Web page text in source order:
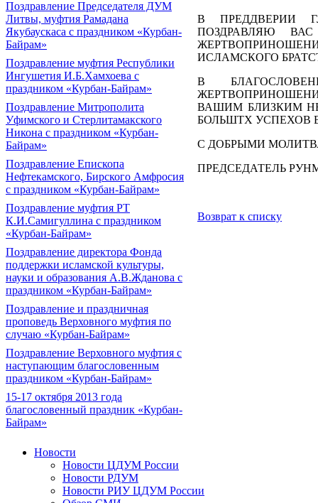
Поздравление Председателя ДУМ
Литвы, муфтия Рамадана
Якубаускаса с праздником «Курбан-
Байрам»
Поздравление муфтия Республики
Ингушетия И.Б.Хамхоева с
праздником «Курбан-Байрам»
Поздравление Митрополита
Уфимского и Стерлитамакского
Никона с праздником «Курбан-
Байрам»
Поздравление Епископа
Нефтекамского, Бирского Амфросия
с праздником «Курбан-Байрам»
Поздравление муфтия РТ
К.И.Самигуллина с праздником
«Курбан-Байрам»
Поздравление директора Фонда
поддержки исламской культуры,
науки и образования А.В.Жданова с
праздником «Курбан-Байрам»
Поздравление и праздничная
проповедь Верховного муфтия по
случаю «Курбан-Байрам»
Поздравление Верховного муфтия с
наступающим благословенным
праздником «Курбан-Байрам»
15-17 октября 2013 года
благословенный праздник «Курбан-
Байрам»
В ПРЕДДВЕРИИ
ПОЗДРАВЛЯЮ
ИСЛАМСКОГО
В
ВАШИМ БЛИЗКИМ
БОЛЬШТХ УСПЕХОВ
С ДОБРЫМИ
ПРЕДСЕДАТЕЛЬ
Возврат к списку
Новости
Новости ЦДУМ России
Новости РДУМ
Новости РИУ ЦДУМ России